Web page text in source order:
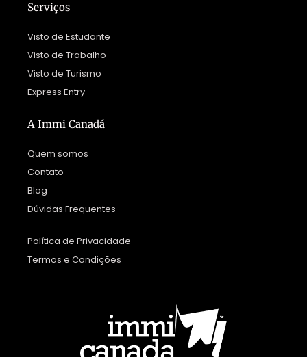
Serviços
Visto de Estudante
Visto de Trabalho
Visto de Turismo
Express Entry
A Immi Canadá
Quem somos
Contato
Blog
Dúvidas Frequentes
Política de Privacidade
Termos e Condições